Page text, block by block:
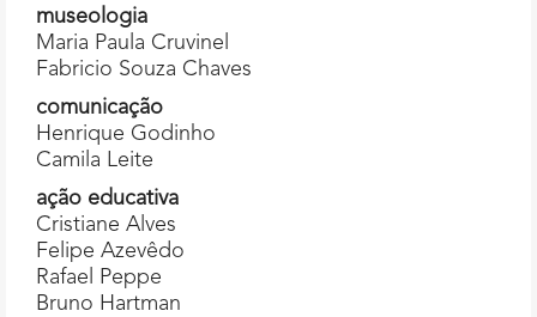
museologia
Maria Paula Cruvinel
Fabricio Souza Chaves
comunicação
Henrique Godinho
Camila Leite
ação educativa
Cristiane Alves
Felipe Azevêdo
Rafael Peppe
Bruno Hartman